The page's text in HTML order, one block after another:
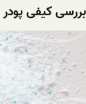
بررسی کیفی